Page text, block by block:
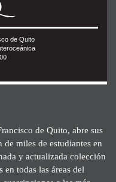
de Quito
de Quito, abre sus
miles de estudiantes en
y actualizada colección
todas las áreas del